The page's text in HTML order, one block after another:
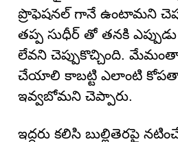
ప్రొఫెషనల్ గానే ఉంటామని
తప్ప సుధీర్ తో తనకి
లేవని చెప్పుకొచ్చింది. మేమంతా
చేయాలి కాబట్టి ఎలాంటి
ఇవ్వబోమని చెప్పారు.
ఇద్దరు కలిసి బుల్లితెరపై